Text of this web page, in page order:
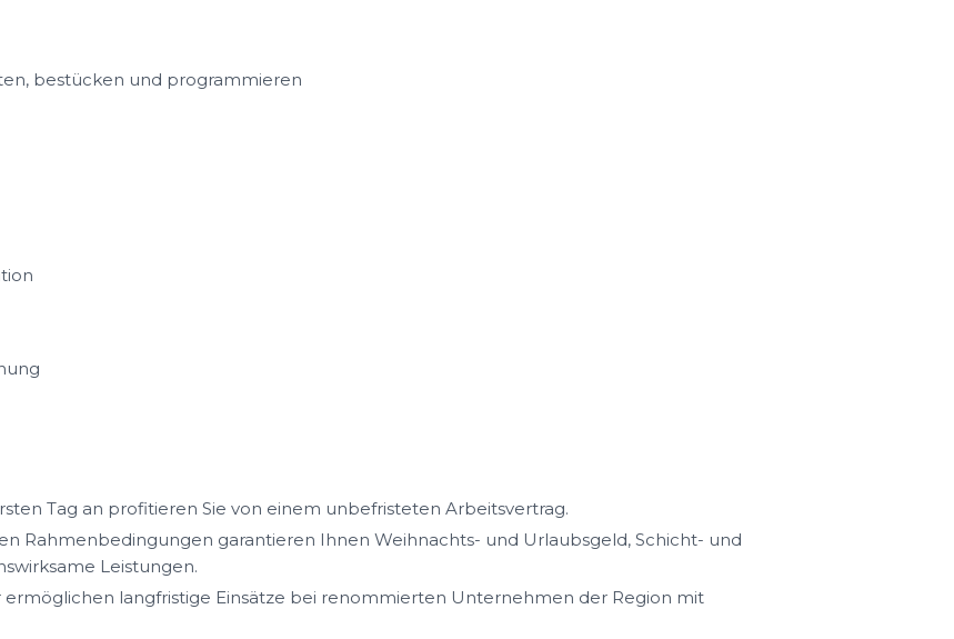
bestücken und programmieren
Tag an profitieren Sie von einem unbefristeten Arbeitsvertrag.
Rahmenbedingungen garantieren Ihnen Weihnachts- und Urlaubsgeld, Schicht- und
Leistungen.
ermöglichen langfristige Einsätze bei renommierten Unternehmen der Region mit